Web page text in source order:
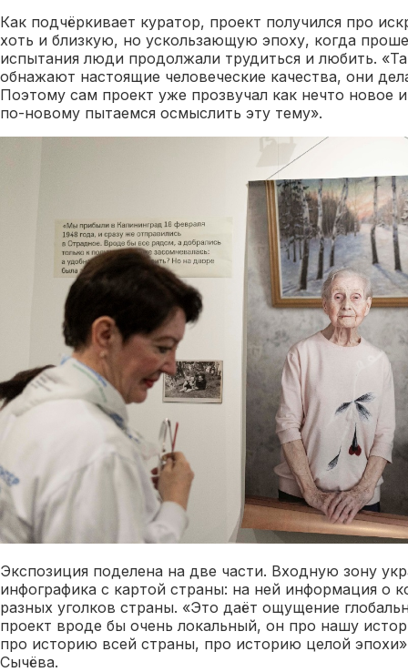
Как подчёркивает куратор, проект получился про
хоть и близкую, но ускользающую эпоху, когда
испытания люди продолжали трудиться и любить.
обнажают настоящие человеческие качества, они
Поэтому сам проект уже прозвучал как нечто новое
по-новому пытаемся осмыслить эту тему».
Экспозиция поделена на две части. Входную зону
инфографика с картой страны: на ней информация о
разных уголков страны. «Это даёт ощущение
проект вроде бы очень локальный, он про нашу
про историю всей страны, про историю целой
Сычёва.